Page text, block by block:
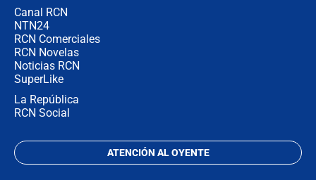
Canal RCN
NTN24
RCN Comerciales
RCN Novelas
Noticias RCN
SuperLike
La República
RCN Social
ATENCIÓN AL OYENTE